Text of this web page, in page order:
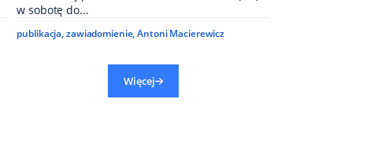
w sobotę do...
publikacja,zawiadomienie,Antoni Macierewicz
Więcej